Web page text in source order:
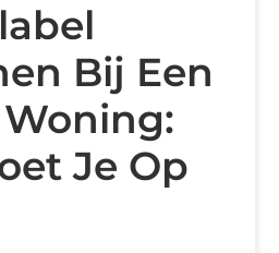
Bij Een
Je Op